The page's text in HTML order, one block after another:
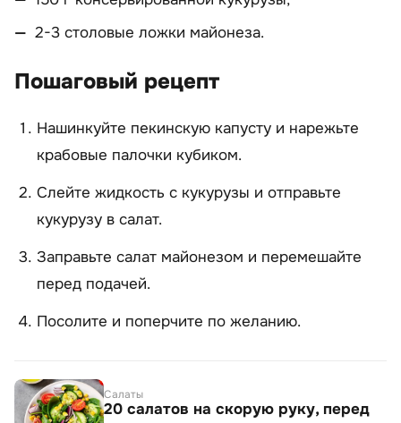
2-3 столовые ложки майонеза.
Пошаговый рецепт
Нашинкуйте пекинскую капусту и нарежьте
крабовые палочки кубиком.
Слейте жидкость с кукурузы и отправьте
кукурузу в салат.
Заправьте салат майонезом и перемешайте
перед подачей.
Посолите и поперчите по желанию.
Салаты
20 салатов на скорую руку, перед